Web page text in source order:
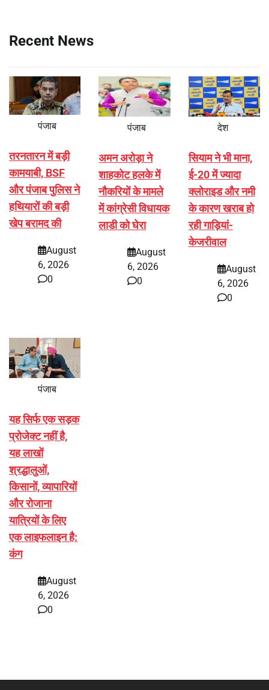
Recent News
पंजाब
तरनतारन में बड़ी
कामयाबी, BSF
और पंजाब पुलिस ने
हथियारों की बड़ी
खेप बरामद की
August
6, 2026
0
पंजाब
अमन अरोड़ा ने
शाहकोट हलके में
नौकरियों के मामले
में कांग्रेसी विधायक
लाडी को घेरा
August
6, 2026
0
देश
सियाम ने भी माना,
ई-20 में ज्यादा
क्लोराइड और नमी
के कारण खराब हो
रही गाड़ियां-
केजरीवाल
August
6, 2026
0
पंजाब
यह सिर्फ एक सड़क
प्रोजेक्ट नहीं है,
यह लाखों
श्रद्धालुओं,
किसानों, व्यापारियों
और रोजाना
यात्रियों के लिए
एक लाइफलाइन है:
कंग
August
6, 2026
0